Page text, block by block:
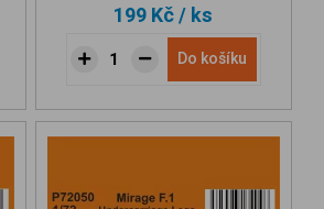
199 Kč/ ks
Do košíku